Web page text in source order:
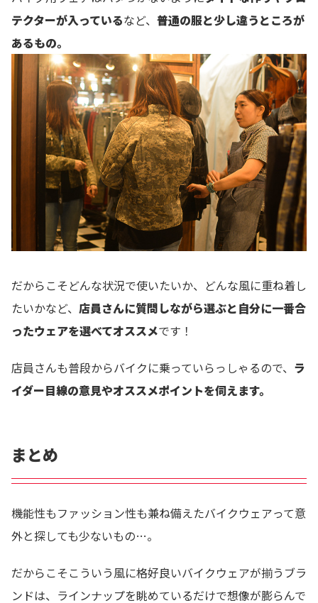
テクターが入っているなど、 普通の服と少し違うところが
あるもの。
だからこそどんな状況で使いたいか、どんな風に重ね着し
たいかなど、 店員さんに質問しながら選ぶと自分に一番合
ったウェアを選べてオススメです！
店員さんも普段からバイクに乗っていらっしゃるので、 ラ
イダー目線の意見やオススメポイントを伺えます。
まとめ
機能性もファッション性も兼ね備えたバイクウェアって意
外と探しても少ないもの…。
だからこそこういう風に格好良いバイクウェアが揃うブラ
ンドは、ラインナップを眺めているだけで想像が膨らんで